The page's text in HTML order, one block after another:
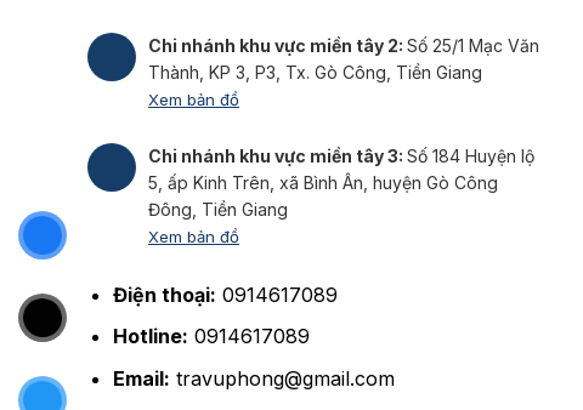
Chi nhánh khu vực miền tây 2: Số 25/1 Mạc Văn
Thành, KP 3, P3, Tx. Gò Công, Tiền Giang
Xem bản đồ
Chi nhánh khu vực miền tây 3: Số 184 Huyện lộ
5, ấp Kinh Trên, xã Bình Ân, huyện Gò Công
Đông, Tiền Giang
Xem bản đồ
Điện thoại: 0914617089
Hotline: 0914617089
Email: travuphong@gmail.com